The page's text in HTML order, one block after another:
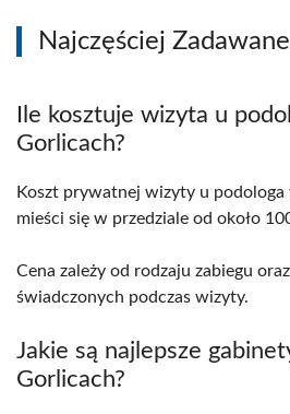
Najczęściej
Ile kosztuje wizyta u
Gorlicach?
Koszt prywatnej wizyty u podologa
mieści się w przedziale od około
Cena zależy od rodzaju zabiegu
świadczonych podczas wizyty.
Jakie są najlepsze
Gorlicach?